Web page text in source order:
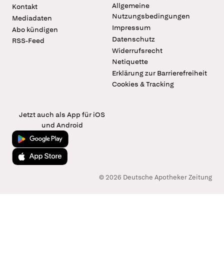
Kontakt
Mediadaten
Abo kündigen
RSS-Feed
Allgemeine
Nutzungsbedingungen
Impressum
Datenschutz
Widerrufsrecht
Netiquette
Erklärung zur Barrierefreiheit
Cookies & Tracking
Jetzt auch als App für iOS
und Android
Jetzt bei Google Play
Laden im App Store
© 2026 Deutsche Apotheker Zeitung